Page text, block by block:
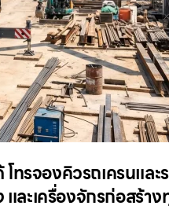
โทรจองคิวรถเครนแ
และเครื่องจักรก่อสร้า